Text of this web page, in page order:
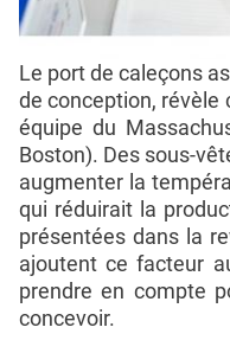
Le port de caleçons
de conception, révèle
équipe du
Boston). Des sous-
augmenter la
qui réduirait la
présentées dans la
ajoutent ce facteur
prendre en compte
concevoir.